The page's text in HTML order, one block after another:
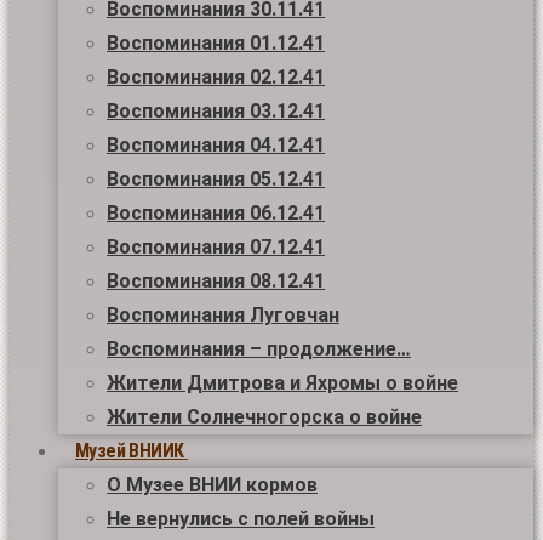
Воспоминания 30.11.41
Воспоминания 01.12.41
Воспоминания 02.12.41
Воспоминания 03.12.41
Воспоминания 04.12.41
Воспоминания 05.12.41
Воспоминания 06.12.41
Воспоминания 07.12.41
Воспоминания 08.12.41
Воспоминания Луговчан
Воспоминания – продолжение…
Жители Дмитрова и Яхромы о войне
Жители Солнечногорска о войне
Музей ВНИИК
О Музее ВНИИ кормов
Не вернулись с полей войны